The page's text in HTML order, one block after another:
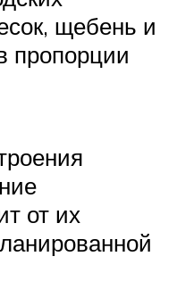
щебень и
пропорции
от их